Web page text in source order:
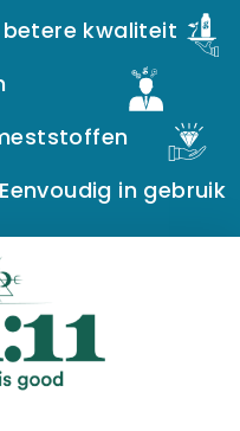
kwaliteit
Eenvoudig in gebruik